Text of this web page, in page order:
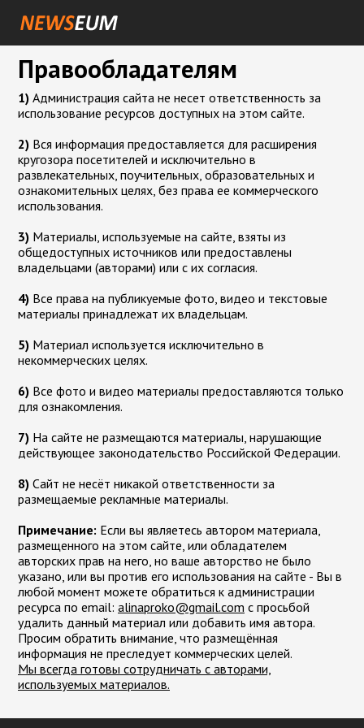
Правообладателям
1) Администрация сайта не несет ответственность за
использование ресурсов доступных на этом сайте.
2) Вся информация предоставляется для расширения
кругозора посетителей и исключительно в
развлекательных, поучительных, образовательных и
ознакомительных целях, без права ее коммерческого
использования.
3) Материалы, используемые на сайте, взяты из
общедоступных источников или предоставлены
владельцами (авторами) или с их согласия.
4) Все права на публикуемые фото, видео и текстовые
материалы принадлежат их владельцам.
5) Материал используется исключительно в
некоммерческих целях.
6) Все фото и видео материалы предоставляются только
для ознакомления.
7) На сайте не размещаются материалы, нарушающие
действующее законодательство Российской Федерации.
8) Сайт не несёт никакой ответственности за
размещаемые рекламные материалы.
Примечание: Если вы являетесь автором материала,
размещенного на этом сайте, или обладателем
авторских прав на него, но ваше авторство не было
указано, или вы против его использования на сайте - Вы в
любой момент можете обратиться к администрации
ресурса по email: moc.liamg@okorpanila с просьбой
удалить данный материал или добавить имя автора.
Просим обратить внимание, что размещённая
информация не преследует коммерческих целей.
Мы всегда готовы сотрудничать с авторами,
используемых материалов.